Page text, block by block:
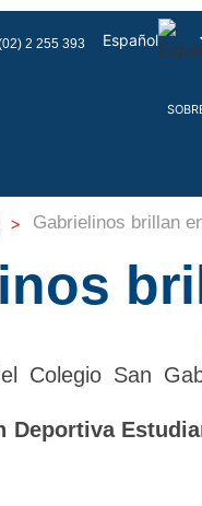
2 255 393 Español
> Gabrielinos brillan
Colegio San
Deportiva